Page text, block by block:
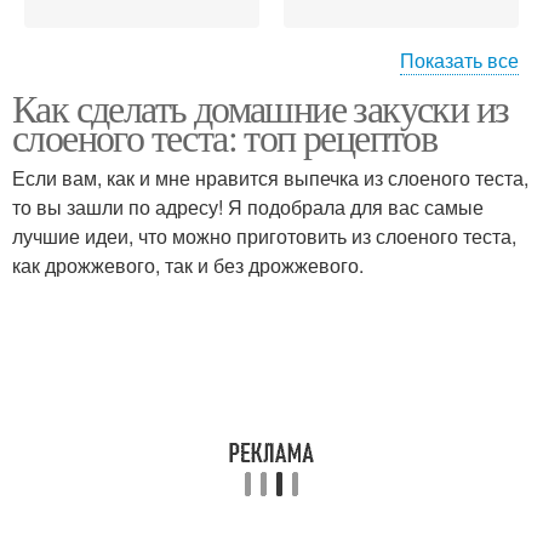
теста
Тест с вишней
Дрожжевой тест Тест в духовке
Тест для вегетарианцев
Показать все
Как сделать домашние закуски из
слоеного теста: топ рецептов
Если вам, как и мне нравится выпечка из слоеного теста,
то вы зашли по адресу! Я подобрала для вас самые
лучшие идеи, что можно приготовить из слоеного теста,
как дрожжевого, так и без дрожжевого.